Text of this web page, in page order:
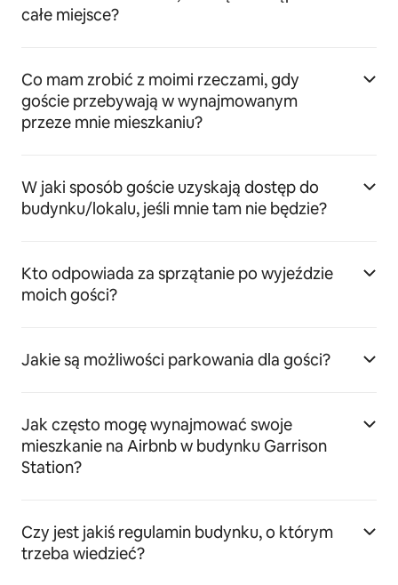
całe miejsce?
Co mam zrobić z moimi rzeczami, gdy
goście przebywają w wynajmowanym
przeze mnie mieszkaniu?
W jaki sposób goście uzyskają dostęp do
budynku/lokalu, jeśli mnie tam nie będzie?
Kto odpowiada za sprzątanie po wyjeździe
moich gości?
Jakie są możliwości parkowania dla gości?
Jak często mogę wynajmować swoje
mieszkanie na Airbnb w budynku Garrison
Station?
Czy jest jakiś regulamin budynku, o którym
trzeba wiedzieć?